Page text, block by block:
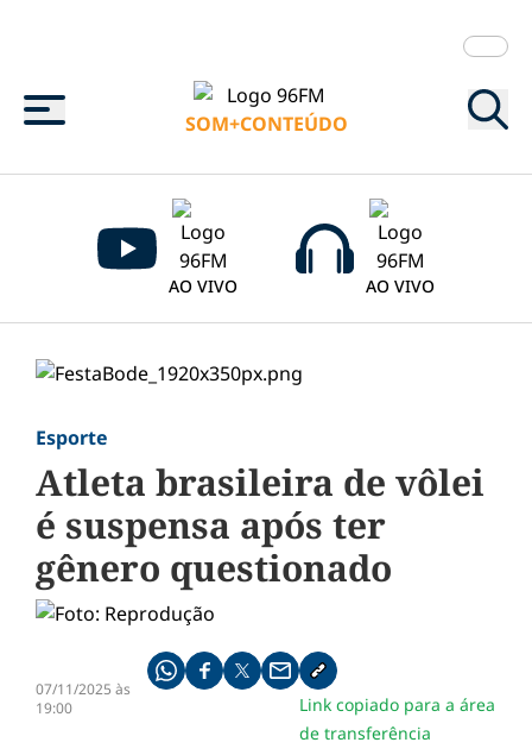
Menu
SOM+CONTEÚDO
AO VIVO AO VIVO
Esporte
Atleta brasileira de vôlei
é suspensa após ter
gênero questionado
07/11/2025 às
19:00
Compartilhe pelo whatsapp
Compartilhar no facebook
Compartilhar no twitter
Compartilhe pelo email
Copiar link da notícia
Link copiado para a área
de transferência